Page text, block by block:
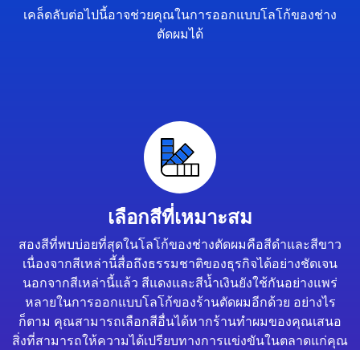
เคล็ดลับต่อไปนี้อาจช่วยคุณในการออกแบบโลโก้ของช่าง
ตัดผมได้
เลือกสีที่เหมาะสม
สองสีที่พบบ่อยที่สุดในโลโก้ของช่างตัดผมคือสีดำและสีขาว
เนื่องจากสีเหล่านี้สื่อถึงธรรมชาติของธุรกิจได้อย่างชัดเจน
นอกจากสีเหล่านี้แล้ว สีแดงและสีน้ำเงินยังใช้กันอย่างแพร่
หลายในการออกแบบโลโก้ของร้านตัดผมอีกด้วย อย่างไร
ก็ตาม คุณสามารถเลือกสีอื่นได้หากร้านทำผมของคุณเสนอ
สิ่งที่สามารถให้ความได้เปรียบทางการแข่งขันในตลาดแก่คุณ